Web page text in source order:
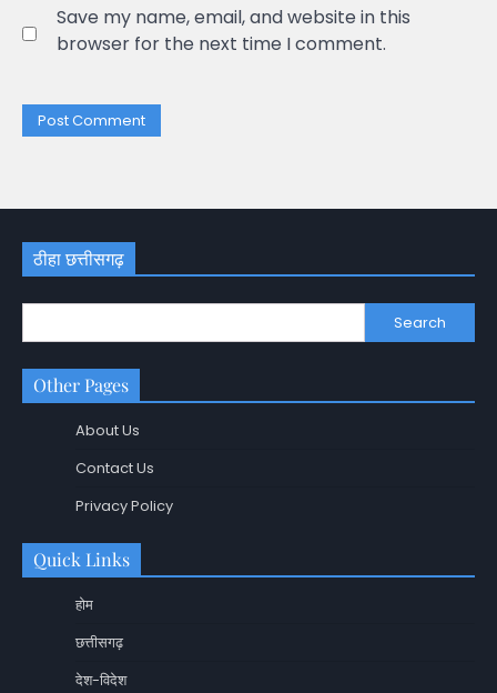
Save my name, email, and website in this
browser for the next time I comment.
ठीहा छत्तीसगढ़
Search
Other Pages
About Us
Contact Us
Privacy Policy
Quick Links
होम
छत्तीसगढ़
देश-विदेश